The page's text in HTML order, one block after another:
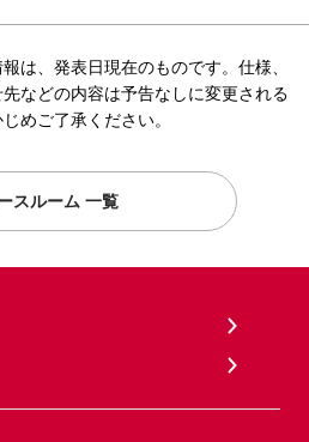
は、発表日現在のものです。仕様、
などの内容は予告なしに変更される
めご了承ください。
スルーム 一覧